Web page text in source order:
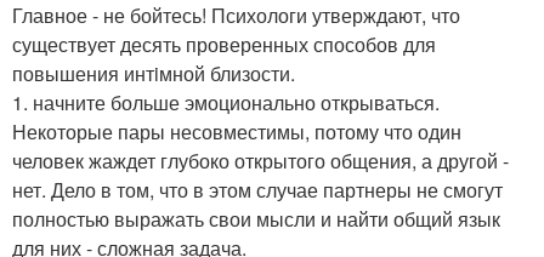
Главное - не бойтесь! Психологи утверждают, что
существует десять проверенных способов для
повышения интiмной близости.
1. начните больше эмоционально открываться.
Некоторые пары несовместимы, потому что один
человек жаждет глубоко открытого общения, а другой -
нет. Дело в том, что в этом случае партнеры не смогут
полностью выражать свои мысли и найти общий язык
для них - сложная задача.